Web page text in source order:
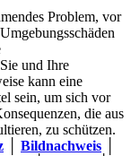
Problem, vor
und Ihre
kann eine
sein, um sich vor
die aus
zu schützen.
Bildnachweis